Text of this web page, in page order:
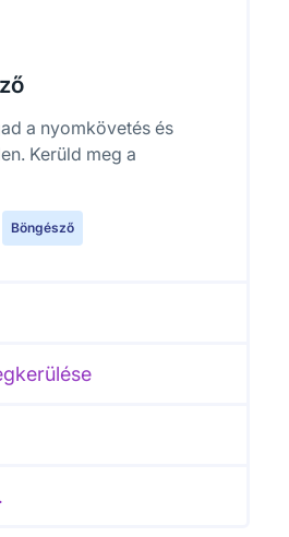
a nyomkövetés és
Kerüld meg a
Böngésző